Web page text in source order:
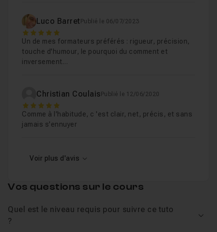
Luco Barret Publié le 06/07/2023
5
Un de mes formateurs préférés : rigueur, précision,
touche d'humour, le pourquoi du comment et
inversement…
Christian Coulais Publié le 12/06/2020
5
Comme à l'habitude, c 'est clair, net, précis, et sans
jamais s'ennuyer
Voir plus d'avis
Vos questions sur le cours
Quel est le niveau requis pour suivre ce tuto
?